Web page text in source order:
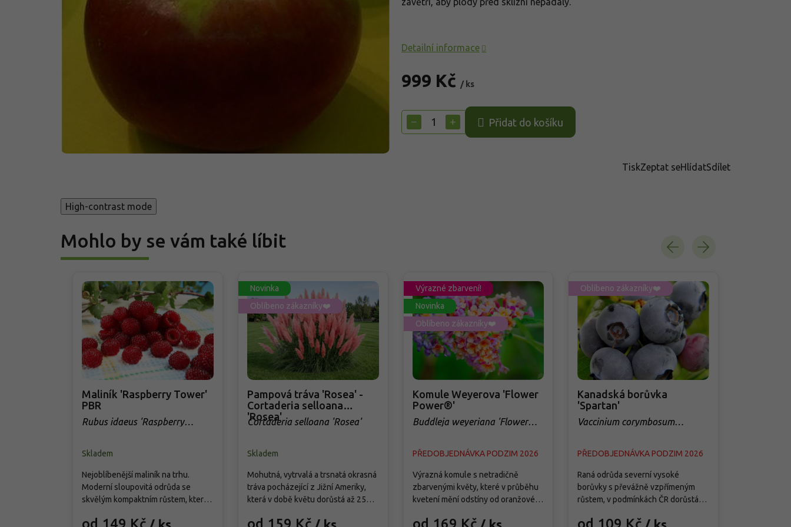
999 Kč / ks
cena:
+
− Přidat do košíku
Detailní informace
TiskZeptat seHlídatSdílet
High-contrast mode
Mohlo by se vám také líbit
Maliník 'Raspberry Tower'
PBR
Rubus idaeus 'Raspberry
Skladem
Nejoblíbenější maliník na trhu.
Moderní sloupovitá odrůda se
skvělým kompaktním růstem, která
úrodu velkých, sladkých a
Novinka
Oblíbeno zákazníky❤️
Pampová tráva 'Rosea' -
Cortaderia selloana
'Rosea'
Cortaderia selloana 'Rosea'
Skladem
Mohutná, vytrvalá a trsnatá okrasná
tráva pocházející z Jižní Ameriky,
která v době květu dorůstá až 250
chocholatá květenství světle
Výrazné zbarvení!
Novinka
Oblíbeno zákazníky❤️
Komule Weyerova 'Flower
Power®'
Buddleja weyeriana 'Flower
PŘEDOBJEDNÁVKA PODZIM 2026
Výrazná komule s netradičně
zbarvenými květy, které v průběhu
kvetení mění odstíny od oranžové
od července do září a pravidelně
Oblíbeno zákazníky❤️
Kanadská borůvka
'Spartan'
Vaccinium corymbosum
PŘEDOBJEDNÁVKA PODZIM 2026
Raná odrůda severní vysoké
borůvky s převážně vzpřímeným
růstem, v podmínkách ČR dorůstá
vytváří středně hustý keř s pevnými